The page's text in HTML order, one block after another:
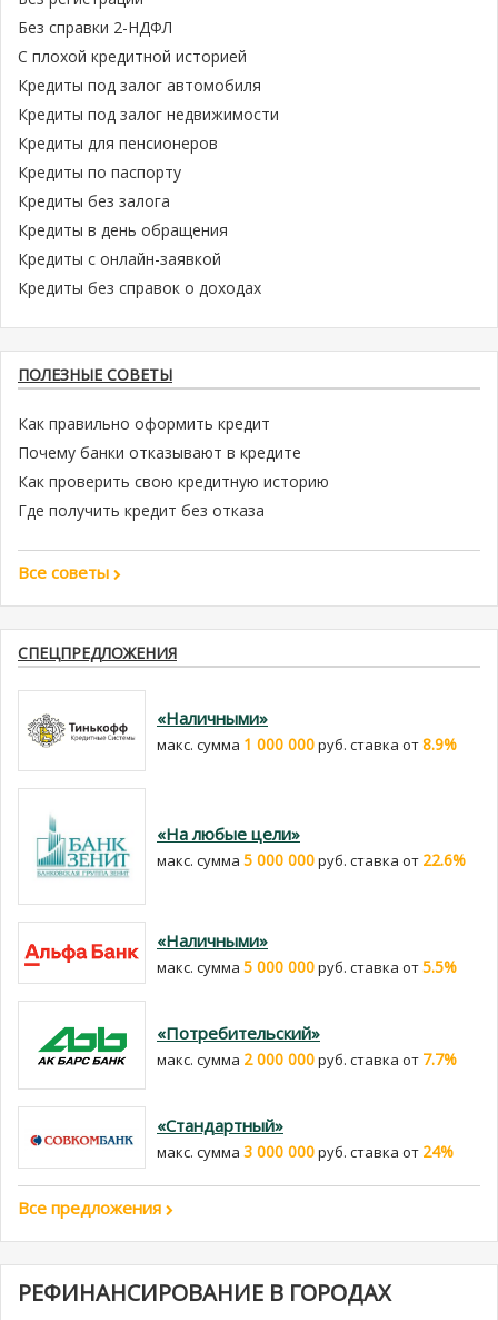
Без справки 2-НДФЛ
С плохой кредитной историей
Кредиты под залог автомобиля
Кредиты под залог недвижимости
Кредиты для пенсионеров
Кредиты по паспорту
Кредиты без залога
Кредиты в день обращения
Кредиты с онлайн-заявкой
Кредиты без справок о доходах
ПОЛЕЗНЫЕ СОВЕТЫ
Как правильно оформить кредит
Почему банки отказывают в кредите
Как проверить свою кредитную историю
Где получить кредит без отказа
Все советы
СПЕЦПРЕДЛОЖЕНИЯ
«Наличными»
макс. сумма 1 000 000руб. cтавка от8.9%
«На любые цели»
макс. сумма 5 000 000руб. cтавка от 22.6%
«Наличными»
макс. сумма 5 000 000руб. cтавка от5.5%
«Потребительский»
макс. сумма 2 000 000руб. cтавка от 7.7%
«Стандартный»
макс. сумма 3 000 000руб. cтавка от 24%
Все предложения
РЕФИНАНСИРОВАНИЕ В ГОРОДАХ